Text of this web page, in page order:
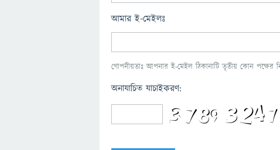
আমার ই-মেইলঃ
গোপনীয়তাঃ আপনার ই-মেইল ঠিকানাটি তৃতীয় কোন পক্ষের
অনাযাচিত যাচাইকরণ: